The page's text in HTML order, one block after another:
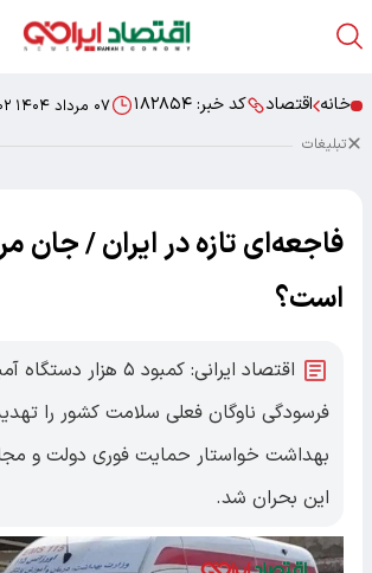
خانه اقتصاد کد خبر: ۱۸۲۸۵۴ ۰۷ مرداد ۱۴۰۴ ۱۶:۰۲
تبلیغات
فاجعه‌ای تازه در ایران / جان
است؟
اقتصاد ایرانی: کمبود ۵ هزار
فرسودگی ناوگان فعلی سلامت کشور را
بهداشت خواستار حمایت فوری دولت و
این بحران شد.